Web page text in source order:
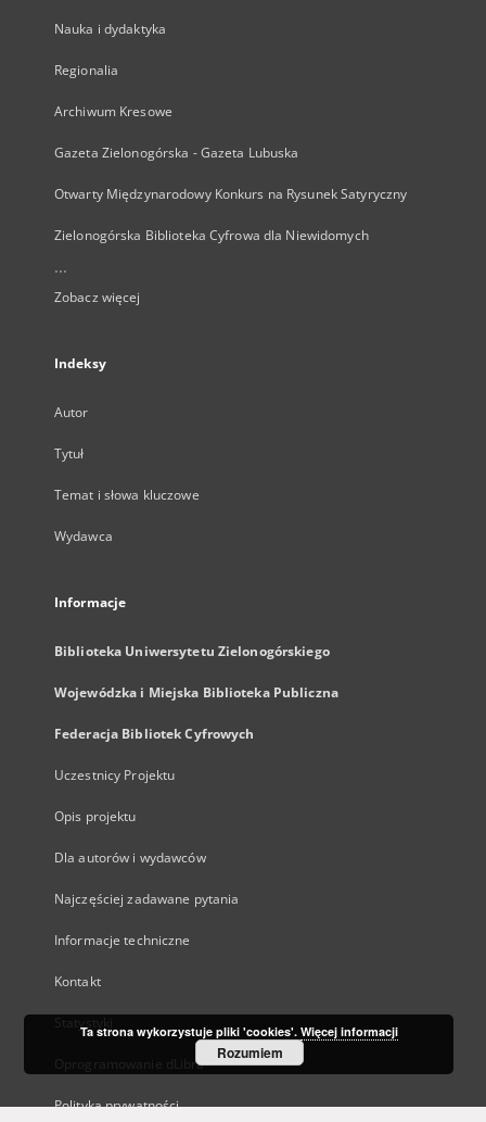
Nauka i dydaktyka
Regionalia
Archiwum Kresowe
Gazeta Zielonogórska - Gazeta Lubuska
Otwarty Międzynarodowy Konkurs na Rysunek Satyryczny
Zielonogórska Biblioteka Cyfrowa dla Niewidomych
...
Zobacz więcej
Indeksy
Autor
Tytuł
Temat i słowa kluczowe
Wydawca
Informacje
Biblioteka Uniwersytetu Zielonogórskiego
Wojewódzka i Miejska Biblioteka Publiczna
Federacja Bibliotek Cyfrowych
Uczestnicy Projektu
Opis projektu
Dla autorów i wydawców
Najczęściej zadawane pytania
Informacje techniczne
Kontakt
Statystyki
Oprogramowanie dLibra
Polityka prywatności
Ta strona wykorzystuje pliki 'cookies'. Więcej informacji
Rozumiem